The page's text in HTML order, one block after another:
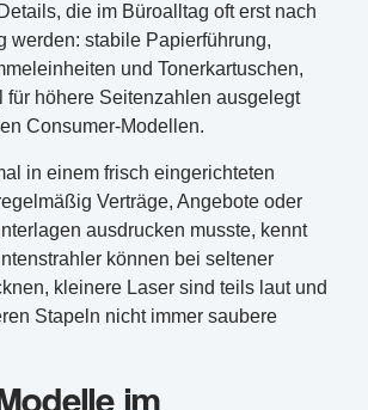
die im Büroalltag oft erst nach
werden: stabile Papierführung,
und Tonerkartuschen,
für höhere Seitenzahlen ausgelegt
Consumer-Modellen.
in einem frisch eingerichteten
Verträge, Angebote oder
ausdrucken musste, kennt
können bei seltener
kleinere Laser sind teils laut und
Stapeln nicht immer saubere
im